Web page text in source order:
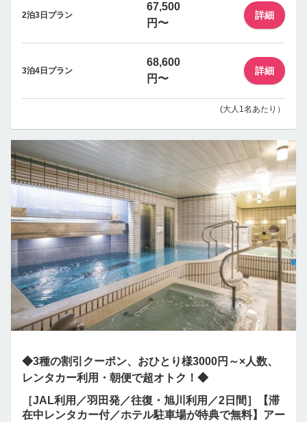
2泊3日プラン
67,500
円〜
詳細
3泊4日プラン
68,600
円〜
詳細
(大人1名あたり）
◆3種の割引クーポン、おひとり様3000円～×人数、
レンタカー利用・朝便で超オトク！◆
［JAL利用／羽田発／往復・旭川利用／2日間］【滞
在中レンタカー付／ホテル駐車場が特典で無料】アー